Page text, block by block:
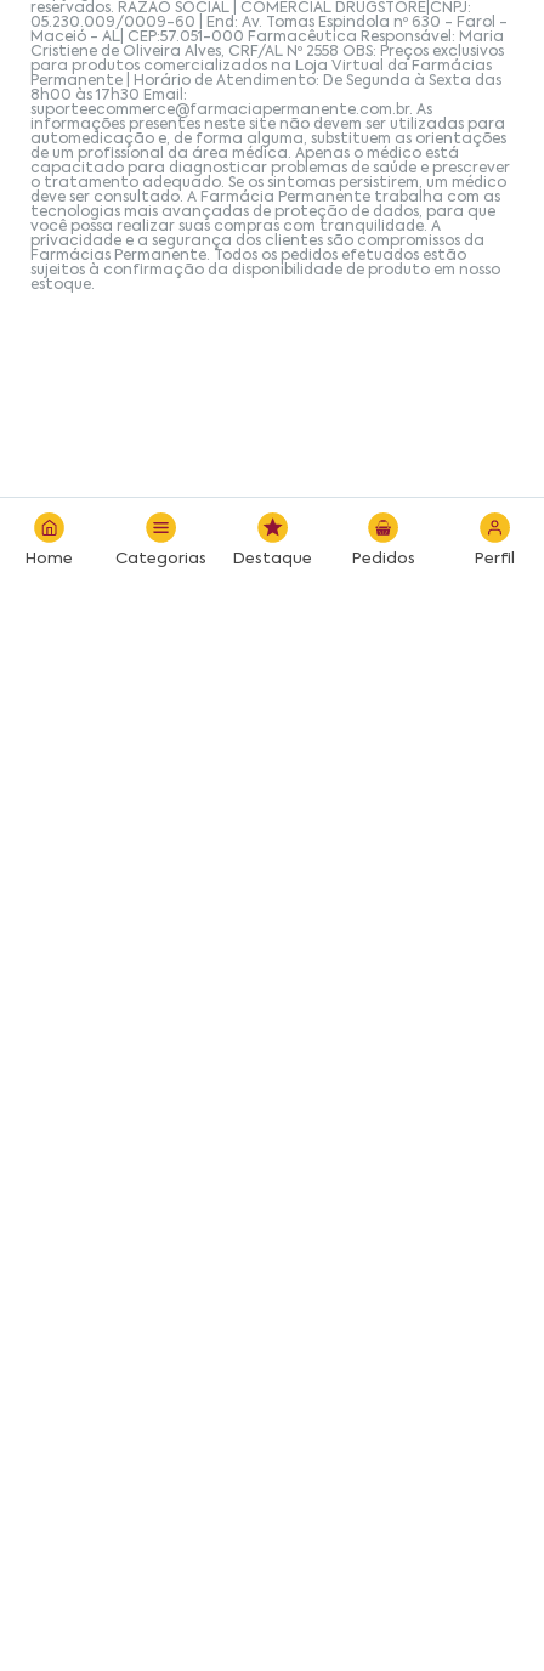
Home Categorias Destaque Pedidos Perfil
reservados. RAZÃO SOCIAL | COMERCIAL DRUGSTORE|CNPJ:
05.230.009/0009-60 | End: Av. Tomas Espindola nº 630 - Farol -
Maceió - AL| CEP:57.051-000 Farmacêutica Responsável: Maria
Cristiene de Oliveira Alves, CRF/AL Nº 2558 OBS: Preços exclusivos
para produtos comercializados na Loja Virtual da Farmácias
Permanente | Horário de Atendimento: De Segunda à Sexta das
8h00 às 17h30 Email:
suporteecommerce@farmaciapermanente.com.br. As
informações presentes neste site não devem ser utilizadas para
automedicação e, de forma alguma, substituem as orientações
de um profissional da área médica. Apenas o médico está
capacitado para diagnosticar problemas de saúde e prescrever
o tratamento adequado. Se os sintomas persistirem, um médico
deve ser consultado. A Farmácia Permanente trabalha com as
tecnologias mais avançadas de proteção de dados, para que
você possa realizar suas compras com tranquilidade. A
privacidade e a segurança dos clientes são compromissos da
Farmácias Permanente. Todos os pedidos efetuados estão
sujeitos à confirmação da disponibilidade de produto em nosso
estoque.